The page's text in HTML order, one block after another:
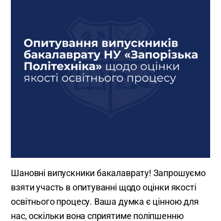
Шановні випускники бакалаврату! Запрошуємо
взяти участь в опитуванні щодо оцінки якості
освітнього процесу. Ваша думка є цінною для
нас, оскільки вона сприятиме поліпшенню